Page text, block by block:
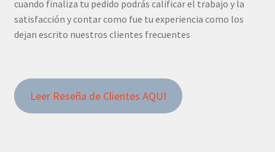
cuando finaliza tu pedido podrás calificar el trabajo y la
satisfacción y contar como fue tu experiencia como los
dejan escrito nuestros clientes frecuentes
Leer Reseña de Clientes AQUI